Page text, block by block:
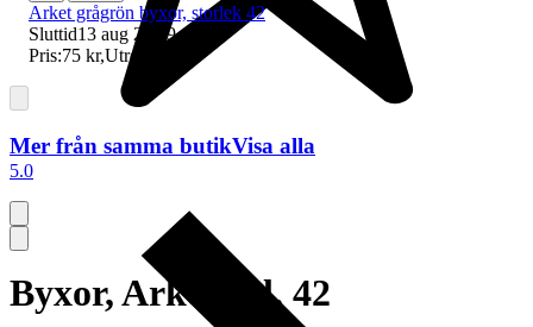
5.0
Byxor, Arket, stl. 42
Arket grågrön byxor, storlek 42
Sluttid13 aug 21:29.
Pris:75 kr,Utropspris
Mer från samma butikVisa alla